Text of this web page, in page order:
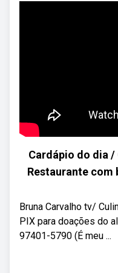
Cardápio do dia
Restaurante com
Bruna Carvalho tv/
PIX para doações do
97401-5790 (É meu ...